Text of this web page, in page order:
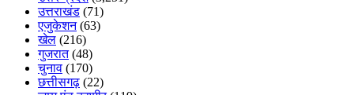
उत्तराखंड (71)
एजुकेशन(63)
खेल (216)
गुजरात(48)
चुनाव (170)
छत्तीसगढ़ (22)